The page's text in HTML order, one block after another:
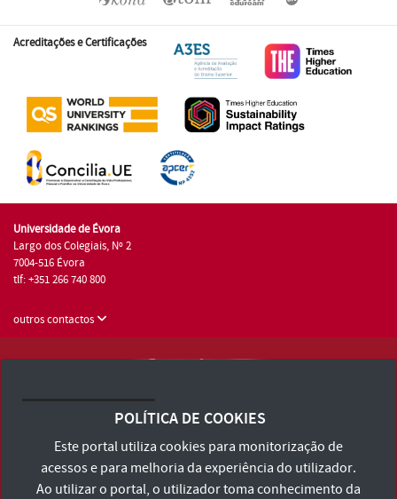
Acreditações e Certificações
Universidade de Évora
Largo dos Colegiais, Nº 2
7004-516 Évora
tlf: +351 266 740 800
outros contactos
Consulte os Termos e Condições e Política de Privacidade
Declaração de Acessibilidade
POLÍTICA DE COOKIES
Este portal utiliza cookies para monitorização de
acessos e para melhoria da experiência do utilizador.
Ao utilizar o portal, o utilizador toma conhecimento da